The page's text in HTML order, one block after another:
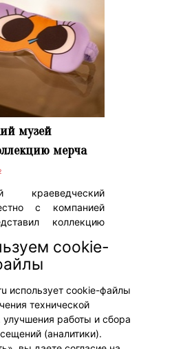
музей
мерча
краеведческий
с компанией
коллекцию
предмета».
линейки стала
cookie-
использует cookie-файлы
технической
улучшения работы и сбора
(аналитики).